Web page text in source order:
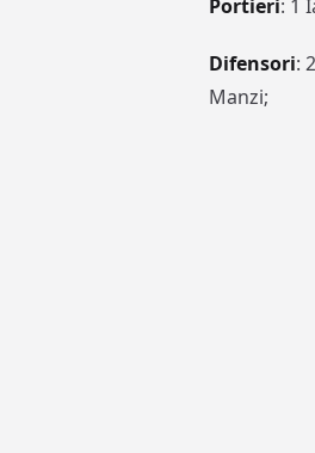
Portieri: 1
Difensori:
Manzi;